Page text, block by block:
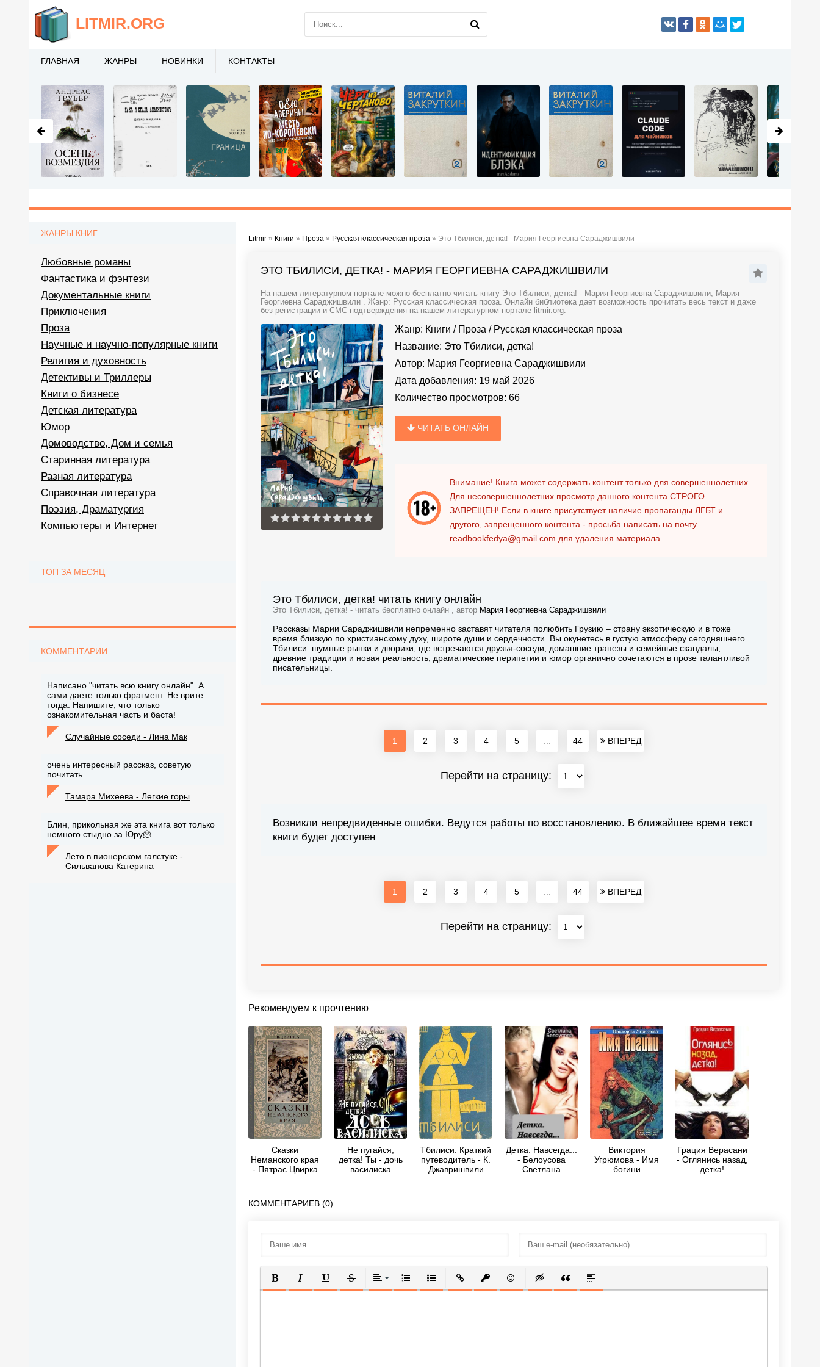
Litmir » Книги » Проза » Русская классическая проза » Это Тбилиси, детка! - Мария Георгиевна Сараджишвили
ЭТО ТБИЛИСИ, ДЕТКА! - МАРИЯ ГЕОРГИЕВНА САРАДЖИШВИЛИ
На нашем литературном портале можно бесплатно читать книгу Это Тбилиси, детка! - Мария Георгиевна Сараджишвили, Мария
Георгиевна Сараджишвили . Жанр: Русская классическая проза. Онлайн библиотека дает возможность прочитать весь текст и даже
без регистрации и СМС подтверждения на нашем литературном портале litmir.org.
Жанр: Книги / Проза / Русская классическая проза
Название: Это Тбилиси, детка!
Автор: Мария Георгиевна Сараджишвили
Дата добавления: 19 май 2026
Количество просмотров: 66
ЧИТАТЬ ОНЛАЙН
Внимание! Книга может содержать контент только для совершеннолетних.
Для несовершеннолетних просмотр данного контента СТРОГО
ЗАПРЕЩЕН! Если в книге присутствует наличие пропаганды ЛГБТ и
другого, запрещенного контента - просьба написать на почту
readbookfedya@gmail.com для удаления материала
Это Тбилиси, детка! читать книгу онлайн
Это Тбилиси, детка! - читать бесплатно онлайн , автор Мария Георгиевна Сараджишвили
Рассказы Марии Сараджишвили непременно заставят читателя полюбить Грузию – страну экзотическую и в тоже
время близкую по христианскому духу, широте души и сердечности. Вы окунетесь в густую атмосферу сегодняшнего
Тбилиси: шумные рынки и дворики, где встречаются друзья-соседи, домашние трапезы и семейные скандалы,
древние традиции и новая реальность, драматические перипетии и юмор органично сочетаются в прозе талантливой
писательницы.
1 2 3 4 5 44 ВПЕРЕД
Перейти на страницу:
Возникли непредвиденные ошибки. Ведутся работы по восстановлению. В ближайшее время текст
книги будет доступен
1 2 3 4 5 44 ВПЕРЕД
Перейти на страницу:
Рекомендуем к прочтению
Сказки
Неманского края
- Пятрас Цвирка
Не пугайся,
детка! Ты - дочь
василиска
Тбилиси. Краткий
путеводитель - К.
Джавришвили
Детка. Навсегда...
- Белоусова
Светлана
Виктория
Угрюмова - Имя
богини
Грация Верасани
- Оглянись назад,
детка!
КОММЕНТАРИЕВ (0)
ПОЛУЖИРНЫЙ
КУРСИВПОДЧЕРКНУТЫЙ
ЗАЧЕРКНУТЫЙВЫРАВНИВАНИЕ
НУМЕРОВАННЫЙ СПИСОК
МАРКИРОВАННЫЙ СПИСОК
ВСТАВИТЬ ССЫЛКУ
ВСТАВИТЬ ЗАЩИЩЕННУЮ ССЫЛКУ
ВСТАВИТЬ СМАЙЛИК
ВСТАВКА СКРЫТОГО ТЕКСТА
ВСТАВКА ЦИТАТЫ
ВСТАВКА СПОЙЛЕРА
ЖАНРЫ КНИГ
Любовные романы
Фантастика и фэнтези
Документальные книги
Приключения
Проза
Научные и научно-популярные книги
Религия и духовность
Детективы и Триллеры
Книги о бизнесе
Детская литература
Юмор
Домоводство, Дом и семья
Старинная литература
Разная литература
Справочная литература
Поэзия, Драматургия
Компьютеры и Интернет
ТОП ЗА МЕСЯЦ
КОММЕНТАРИИ
Написано "читать всю книгу онлайн". А
сами даете только фрагмент. Не врите
тогда. Напишите, что только
ознакомительная часть и баста!
Случайные соседи - Лина Мак
очень интересный рассказ, советую
почитать
Тамара Михеева - Легкие горы
Блин, прикольная же эта книга вот только
немного стыдно за Юру🫠
Лето в пионерском галстуке -
Сильванова Катерина
LITMIR.ORG
ГЛАВНАЯ ЖАНРЫ НОВИНКИ КОНТАКТЫ